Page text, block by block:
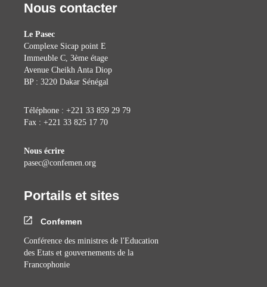
Nous contacter
Le Pasec
Complexe Sicap point E
Immeuble C, 3ème étage
Avenue Cheikh Anta Diop
BP : 3220 Dakar Sénégal
Téléphone : +221 33 859 29 79
Fax : +221 33 825 17 70
Nous écrire
pasec@confemen.org
Portails et sites
Confemen
Conférence des ministres de l'Education
des Etats et gouvernements de la
Francophonie